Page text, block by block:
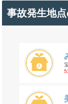
事故発生地